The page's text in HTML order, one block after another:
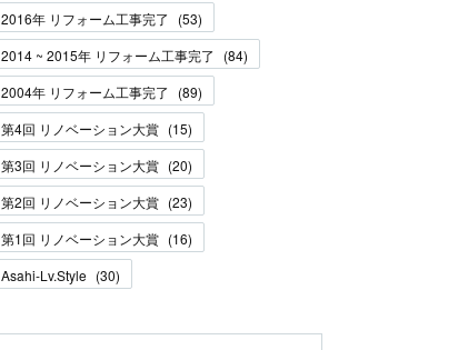
2016年 リフォーム工事完了
(53)
2014 ~ 2015年 リフォーム工事完了
(84)
2004年 リフォーム工事完了
(89)
第4回 リノベーション大賞 (15)
第3回 リノベーション大賞 (20)
第2回 リノベーション大賞 (23)
第1回 リノベーション大賞 (16)
Asahi-Lv.Style (30)